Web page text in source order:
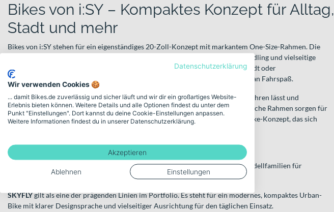
Bikes von i:SY – Kompaktes Konzept für Alltag,
Stadt und mehr
Bikes von i:SY stehen für ein eigenständiges 20-Zoll-Konzept mit markantem One-Size-Rahmen. Die
Marke hat eine Plattform geschaffen, die auf kompakte Maße, ein leichtes Handling und vielseitige
Einsatzmöglichkeiten ausgelegt ist. Ob täglicher Arbeitsweg, Einkauf in der Stadt oder
Wochenendausflug – i:SY verbindet Alltagstauglichkeit mit einem hohen Maß an Fahrspaß.
Im Zentrum steht die Idee, ein Fahrrad zu entwickeln, das sich unkompliziert fahren lässt und
gleichzeitig flexibel einsetzbar ist. Die 20-Zoll-Laufräder und der charakteristische Rahmen sorgen für
einen tiefen Schwerpunkt und ein agiles Fahrgefühl. So entsteht ein urbanes Bike-Konzept, das sich
Modellvielfalt mit klarer Linie
Trotz des einheitlichen Grundgedankens bietet i:SY eine breite Auswahl an Modellfamilien für
unterschiedliche Bedürfnisse.
SKYFLYgilt als eine der prägenden Linien im Portfolio. Es steht für ein modernes, kompaktes Urban-
Bike mit klarer Designsprache und vielseitiger Ausrichtung für den täglichen Einsatz.
Datenschutzerklärung
Wir verwenden Cookies 🍪
... damit Bikes.de zuverlässig und sicher läuft und wir dir ein großartiges Website-
Erlebnis bieten können. Weitere Details und alle Optionen findest du unter dem
Punkt "Einstellungen". Dort kannst du deine Cookie-Einstellungen anpassen.
Weitere Informationen findest du in unserer Datenschutzerklärung.
Akzeptieren
Ablehnen Einstellungen